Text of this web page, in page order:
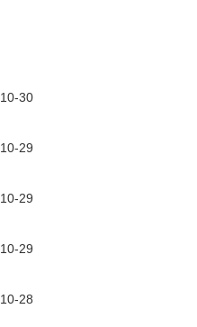
10-30
10-29
10-29
10-29
10-28